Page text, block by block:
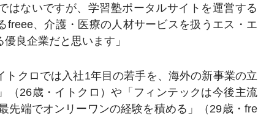
はないですが、学習塾ポータルサイトを運営する
freee、介護・医療の人材サービスを扱うエス・エ
良企業だと思います」
クロでは入社1年目の若手を、海外の新事業の立
（26歳・イトクロ）や「フィンテックは今後主流
先端でオンリーワンの経験を積める」（29歳・fre